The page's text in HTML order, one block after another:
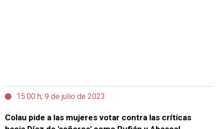
15:00 h, 9 de julio de 2023
Colau pide a las mujeres votar contra las críticas